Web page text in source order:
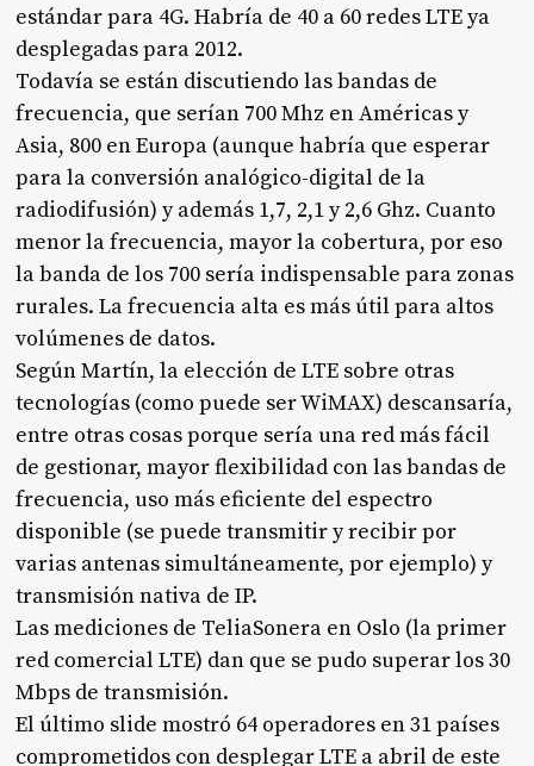
estándar para 4G. Habría de 40 a 60 redes LTE ya
desplegadas para 2012.
Todavía se están discutiendo las bandas de
frecuencia, que serían 700 Mhz en Américas y
Asia, 800 en Europa (aunque habría que esperar
para la conversión analógico-digital de la
radiodifusión) y además 1,7, 2,1 y 2,6 Ghz. Cuanto
menor la frecuencia, mayor la cobertura, por eso
la banda de los 700 sería indispensable para zonas
rurales. La frecuencia alta es más útil para altos
volúmenes de datos.
Según Martín, la elección de LTE sobre otras
tecnologías (como puede ser WiMAX) descansaría,
entre otras cosas porque sería una red más fácil
de gestionar, mayor flexibilidad con las bandas de
frecuencia, uso más eficiente del espectro
disponible (se puede transmitir y recibir por
varias antenas simultáneamente, por ejemplo) y
transmisión nativa de IP.
Las mediciones de TeliaSonera en Oslo (la primer
red comercial LTE) dan que se pudo superar los 30
Mbps de transmisión.
El último slide mostró 64 operadores en 31 países
comprometidos con desplegar LTE a abril de este